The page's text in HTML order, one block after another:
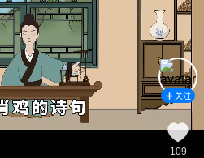
关注
109